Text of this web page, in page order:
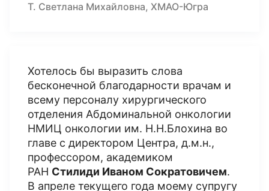
Т. Светлана Михайловна, ХМАО-Югра
Хотелось бы выразить слова
бесконечной благодарности врачам и
всему персоналу хирургического
отделения Абдоминальной онкологии
НМИЦ онкологии им. Н.Н.Блохина во
главе с директором Центра, д.м.н.,
профессором, академиком
РАН Стилиди Иваном Сократовичем.
В апреле текущего года моему супругу